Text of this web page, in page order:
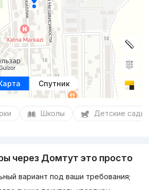
Спутник
Школы Детские сады
через Домтут это просто
вариант под ваши требования;